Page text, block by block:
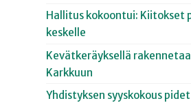
Hallitus kokoontui: Kiitokset
keskelle
Kevätkeräyksellä
Karkkuun
Yhdistyksen syyskokous